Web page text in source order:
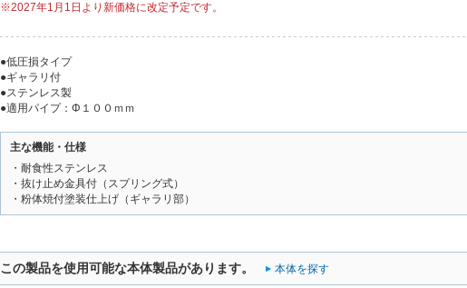
※2027年1月1日より新価格に改定予定です。
●低圧損タイプ
●ギャラリ付
●ステンレス製
●適用パイプ：Φ１００ｍｍ
主な機能・仕様
・耐食性ステンレス
・抜け止め金具付（スプリング式）
・粉体焼付塗装仕上げ（ギャラリ部）
この製品を使用可能な本体製品があります。 本体を探す